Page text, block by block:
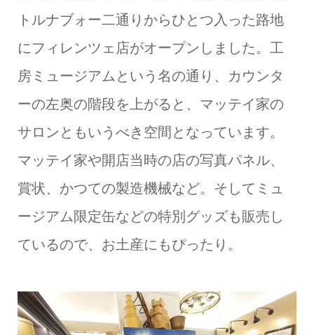
トルナブォー二通りからひとつ入った路地
にフィレンツェ店がオープンしました。工
房ミュージアムという名の通り、カウンタ
ーの左奥の階段を上がると、マッテイ家の
サロンともいうべき空間となっています。
マッテイ家や開店当時の店の写真パネル、
賞状、かつての製造機械など。そしてミュ
ージアム限定缶などの特別グッズも販売し
ているので、お土産にもぴったり。